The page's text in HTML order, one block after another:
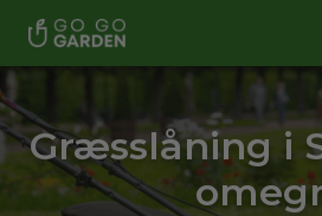
Græsslåning i